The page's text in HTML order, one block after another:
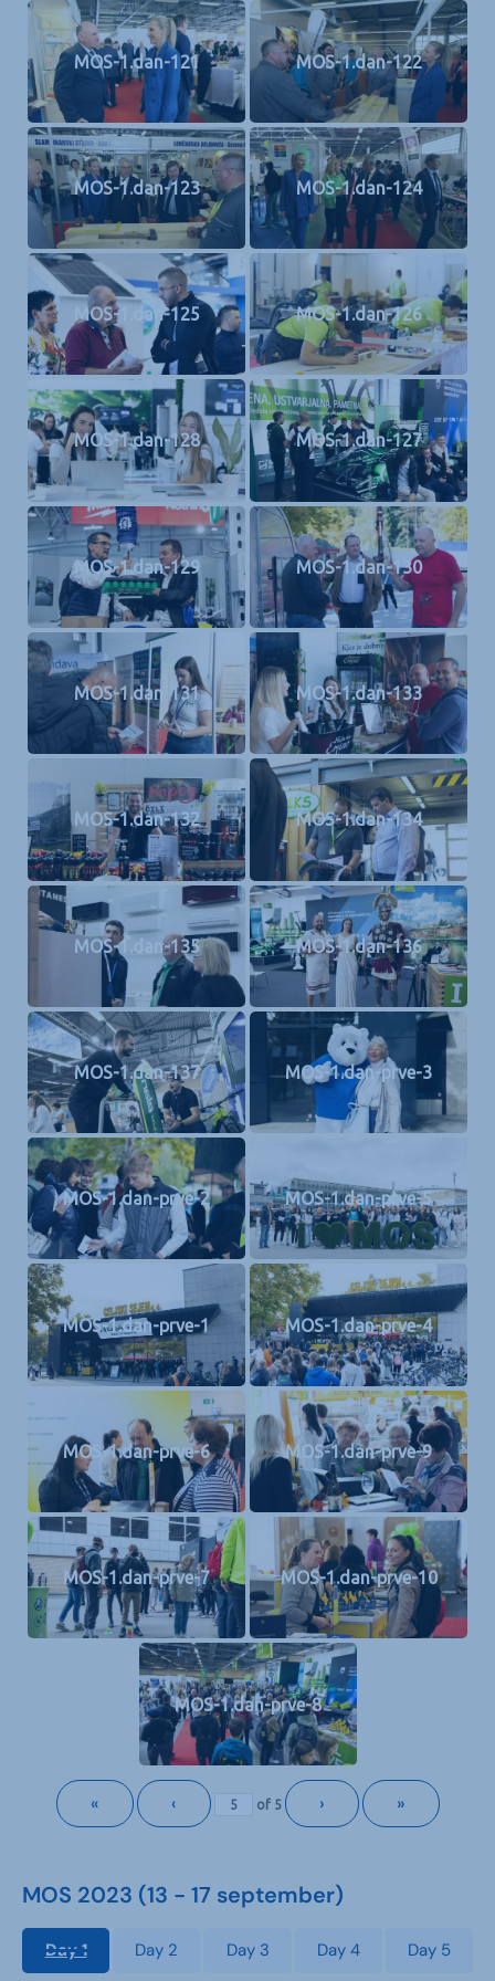
MOS-1.dan-121 MOS-1.dan-122
MOS-1.dan-123 MOS-1.dan-124
MOS-1.dan-125 MOS-1.dan-126
MOS-1.dan-128 MOS-1.dan-127
MOS-1.dan-129 MOS-1.dan-130
MOS-1.dan-131 MOS-1.dan-133
MOS-1.dan-132 MOS-1.dan-134
MOS-1.dan-135 MOS-1.dan-136
MOS-1.dan-137 MOS-1.dan-prve-3
MOS-1.dan-prve-2 MOS-1.dan-prve-5
MOS-1.dan-prve-1 MOS-1.dan-prve-4
MOS-1.dan-prve-6 MOS-1.dan-prve-9
MOS-1.dan-prve-7 MOS-1.dan-prve-10
MOS-1.dan-prve-8
« ‹ of 5 › »
MOS 2023 (13 - 17 september)
Day 1 Day 2 Day 3 Day 4 Day 5